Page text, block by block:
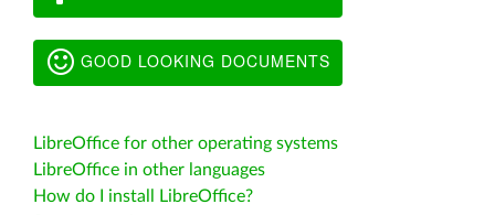
GOOD LOOKING DOCUMENTS
LibreOffice for other operating systems
LibreOffice in other languages
How do I install LibreOffice?